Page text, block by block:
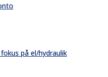
på el/hydraulik